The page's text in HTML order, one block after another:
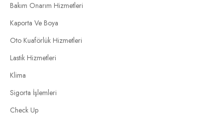
Bakım Onarım Hizmetleri
Kaporta Ve Boya
Oto Kuaförlük Hizmetleri
Lastik Hizmetleri
Klima
Sigorta İşlemleri
Check Up